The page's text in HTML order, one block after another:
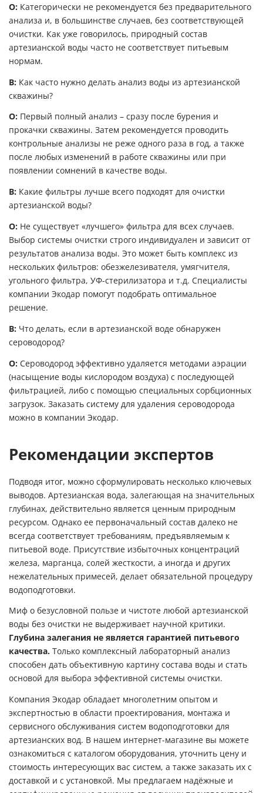
О: Категорически не рекомендуется без предварительного
анализа и, в большинстве случаев, без соответствующей
очистки. Как уже говорилось, природный состав
артезианской воды часто не соответствует питьевым
нормам.
В: Как часто нужно делать анализ воды из артезианской
скважины?
О: Первый полный анализ – сразу после бурения и
прокачки скважины. Затем рекомендуется проводить
контрольные анализы не реже одного раза в год, а также
после любых изменений в работе скважины или при
появлении сомнений в качестве воды.
В: Какие фильтры лучше всего подходят для очистки
артезианской воды?
О: Не существует «лучшего» фильтра для всех случаев.
Выбор системы очистки строго индивидуален и зависит от
результатов анализа воды. Это может быть комплекс из
нескольких фильтров: обезжелезивателя, умягчителя,
угольного фильтра, УФ-стерилизатора и т.д. Специалисты
компании Экодар помогут подобрать оптимальное
решение.
В: Что делать, если в артезианской воде обнаружен
сероводород?
О: Сероводород эффективно удаляется методами аэрации
(насыщение воды кислородом воздуха) с последующей
фильтрацией, либо с помощью специальных сорбционных
загрузок. Заказать систему для удаления сероводорода
можно в компании Экодар.
Рекомендации экспертов
Подводя итог, можно сформулировать несколько ключевых
выводов. Артезианская вода, залегающая на значительных
глубинах, действительно является ценным природным
ресурсом. Однако ее первоначальный состав далеко не
всегда соответствует требованиям, предъявляемым к
питьевой воде. Присутствие избыточных концентраций
железа, марганца, солей жесткости, а иногда и других
нежелательных примесей, делает обязательной процедуру
водоподготовки.
Миф о безусловной пользе и чистоте любой артезианской
воды без очистки не выдерживает научной критики.
Глубина залегания не является гарантией питьевого
качества. Только комплексный лабораторный анализ
способен дать объективную картину состава воды и стать
основой для выбора эффективной системы очистки.
Компания Экодар обладает многолетним опытом и
экспертностью в области проектирования, монтажа и
сервисного обслуживания систем водоподготовки для
артезианских вод. В нашем интернет-магазине вы можете
ознакомиться с каталогом оборудования, уточнить цену и
стоимость интересующих вас систем, а также заказать их с
доставкой и с установкой. Мы предлагаем надёжные и